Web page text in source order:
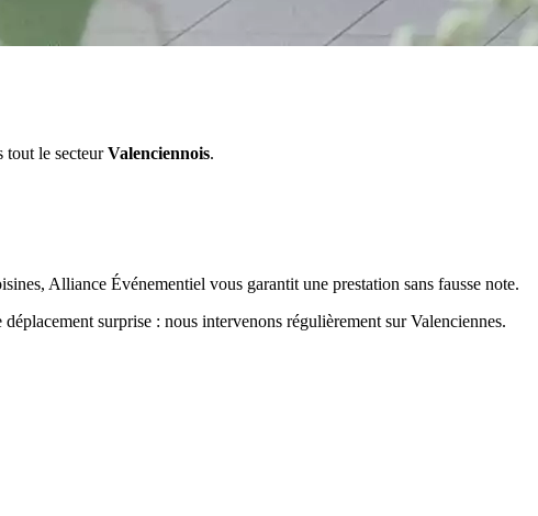
tout le secteurValenciennois.
Alliance Événementiel vous garantit une prestation sans fausse note.
surprise : nous intervenons régulièrement surValenciennes.